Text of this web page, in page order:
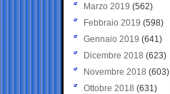
Marzo 2019 (562)
Febbraio 2019 (598)
Gennaio 2019 (641)
Dicembre 2018 (623)
Novembre 2018 (603)
Ottobre 2018 (631)